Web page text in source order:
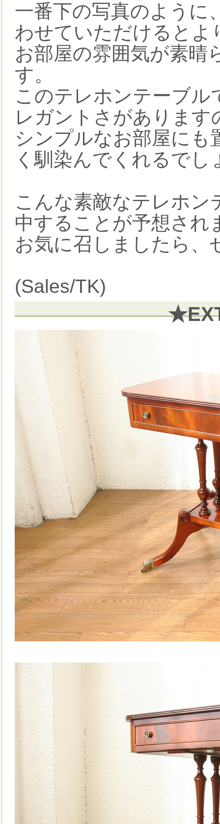
一番下の写真のように
わせていただけるとよ
お部屋の雰囲気が素晴
す。
このテレホンテーブ
レガントさがあります
シンプルなお部屋にも
く馴染んでくれるでし
こんな素敵なテレホン
中することが予想され
お気に召しましたら、
(Sales/TK)